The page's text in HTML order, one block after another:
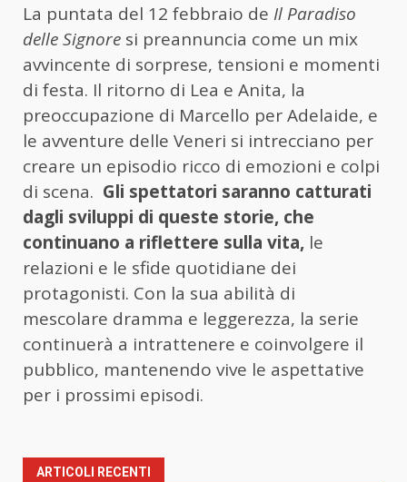
La puntata del 12 febbraio de Il Paradiso
delle Signore si preannuncia come un mix
avvincente di sorprese, tensioni e momenti
di festa. Il ritorno di Lea e Anita, la
preoccupazione di Marcello per Adelaide, e
le avventure delle Veneri si intrecciano per
creare un episodio ricco di emozioni e colpi
di scena. Gli spettatori saranno catturati
dagli sviluppi di queste storie, che
continuano a riflettere sulla vita, le
relazioni e le sfide quotidiane dei
protagonisti. Con la sua abilità di
mescolare dramma e leggerezza, la serie
continuerà a intrattenere e coinvolgere il
pubblico, mantenendo vive le aspettative
per i prossimi episodi.
ARTICOLI RECENTI